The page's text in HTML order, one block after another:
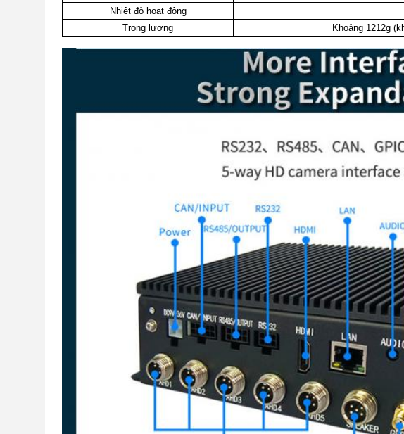
Nhiệt độ hoạt động
Trọng lượng
Khoảng 1212g